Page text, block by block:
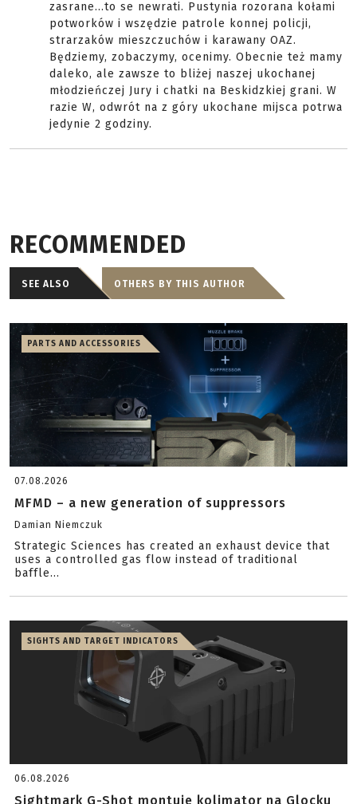
zasrane...to se newrati. Pustynia rozorana kołami
potworków i wszędzie patrole konnej policji,
strarzaków mieszczuchów i karawany OAZ.
Będziemy, zobaczymy, ocenimy. Obecnie też mamy
daleko, ale zawsze to bliżej naszej ukochanej
młodzieńczej Jury i chatki na Beskidzkiej grani. W
razie W, odwrót na z góry ukochane mijsca potrwa
jedynie 2 godziny.
RECOMMENDED
SEE ALSO OTHERS BY THIS AUTHOR
PARTS AND ACCESSORIES
07.08.2026
MFMD – a new generation of suppressors
Damian Niemczuk
Strategic Sciences has created an exhaust device that
uses a controlled gas flow instead of traditional
baffle...
SIGHTS AND TARGET INDICATORS
06.08.2026
Sightmark G-Shot montuje kolimator na Glocku